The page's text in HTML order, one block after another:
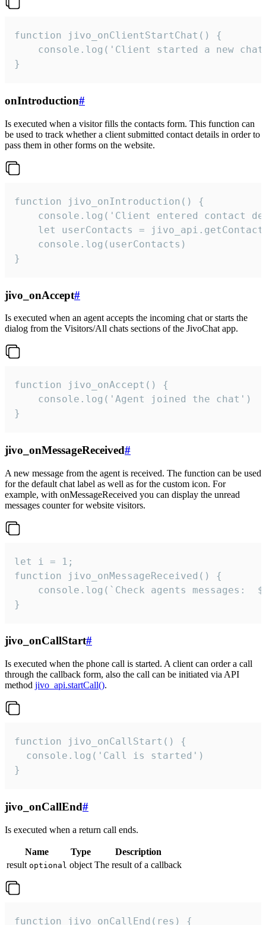
function jivo_onClientStartChat() {
console.log('Client started a new
}
onIntroduction#
Is executed when a visitor fills the contacts form. This function can
be used to track whether a client submitted contact details in order to
pass them in other forms on the website.
function jivo_onIntroduction() {
console.log('Client entered contact
let userContacts =
    console.log(userContacts)
}
jivo_onAccept#
Is executed when an agent accepts the incoming chat or starts the
dialog from the Visitors/All chats sections of the JivoChat app.
function jivo_onAccept() {
}
jivo_onMessageReceived#
A new message from the agent is received. The function can be used
for the default chat label as well as for the custom icon. For
example, with onMessageReceived you can display the unread
messages counter for website visitors.
let i = 1;
function jivo_onMessageReceived() {
}
jivo_onCallStart#
Is executed when the phone call is started. A client can order a call
through the callback form, also the call can be initiated via API
method jivo_api.startCall().
function jivo_onCallStart() {
  console.log('Call is started')
}
jivo_onCallEnd#
Is executed when a return call ends.
Name Type
Description
result optional object The result of a callback
function jivo_onCallEnd(res) {